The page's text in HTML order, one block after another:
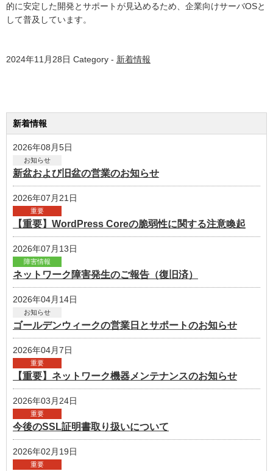
的に安定した開発とサポートが見込めるため、企業向けサーバOSと
して普及しています。
2024年11月28日 Category - 新着情報
新着情報
2026年08月5日
お知らせ
新盆および旧盆の営業のお知らせ
2026年07月21日
重要
【重要】WordPress Coreの脆弱性に関する注意喚起
2026年07月13日
障害情報
ネットワーク障害発生のご報告（復旧済）
2026年04月14日
お知らせ
ゴールデンウィークの営業日とサポートのお知らせ
2026年04月7日
重要
【重要】ネットワーク機器メンテナンスのお知らせ
2026年03月24日
重要
今後のSSL証明書取り扱いについて
2026年02月19日
重要